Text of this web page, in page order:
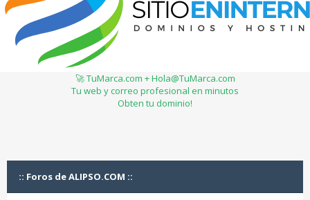
🚀 TuMarca.com + Hola@TuMarca.com
Tu web y correo profesional en minutos
Obten tu dominio!
:: Foros de ALIPSO.COM ::